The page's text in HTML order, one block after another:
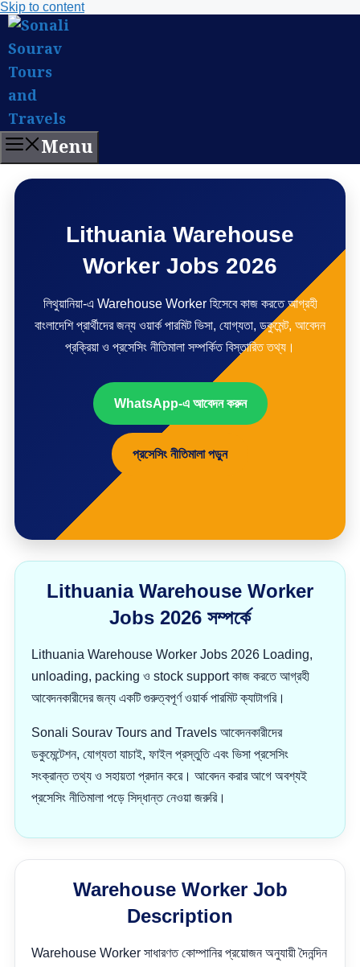
Skip to content
Menu
Lithuania Warehouse
Worker Jobs 2026
লিথুয়ানিয়া-এ Warehouse Worker হিসেবে কাজ করতে আগ্রহী
বাংলাদেশি প্রার্থীদের জন্য ওয়ার্ক পারমিট ভিসা, যোগ্যতা, ডকুমেন্ট, আবেদন
প্রক্রিয়া ও প্রসেসিং নীতিমালা সম্পর্কিত বিস্তারিত তথ্য।
WhatsApp-এ আবেদন করুন
প্রসেসিং নীতিমালা পড়ুন
Lithuania Warehouse Worker
Jobs 2026 সম্পর্কে
Lithuania Warehouse Worker Jobs 2026 Loading,
unloading, packing ও stock support কাজ করতে আগ্রহী
আবেদনকারীদের জন্য একটি গুরুত্বপূর্ণ ওয়ার্ক পারমিট ক্যাটাগরি।
Sonali Sourav Tours and Travels আবেদনকারীদের
ডকুমেন্টেশন, যোগ্যতা যাচাই, ফাইল প্রস্তুতি এবং ভিসা প্রসেসিং
সংক্রান্ত তথ্য ও সহায়তা প্রদান করে। আবেদন করার আগে অবশ্যই
প্রসেসিং নীতিমালা পড়ে সিদ্ধান্ত নেওয়া জরুরি।
Warehouse Worker Job
Description
Warehouse Worker সাধারণত কোম্পানির প্রয়োজন অনুযায়ী দৈনন্দিন